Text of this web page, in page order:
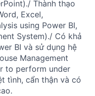
Thành thạo
Excel,
using Power BI,
System)./ Có khả
BI và sử dụng hệ
Management
to perform under
tình, cẩn thận và có